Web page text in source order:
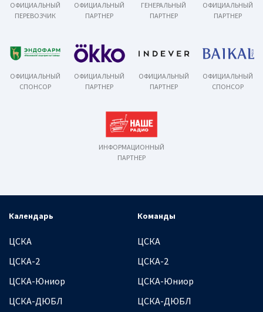
ОФИЦИАЛЬНЫЙ
ПЕРЕВОЗЧИК
ОФИЦИАЛЬНЫЙ
ПАРТНЕР
ГЕНЕРАЛЬНЫЙ
ПАРТНЕР
ОФИЦИАЛЬНЫЙ
ПАРТНЕР
ОФИЦИАЛЬНЫЙ
СПОНСОР
ОФИЦИАЛЬНЫЙ
ПАРТНЕР
ОФИЦИАЛЬНЫЙ
ПАРТНЕР
ОФИЦИАЛЬНЫЙ
СПОНСОР
ИНФОРМАЦИОННЫЙ
ПАРТНЕР
Календарь
ЦСКА
ЦСКА-2
ЦСКА-Юниор
ЦСКА-ДЮБЛ
Команды
ЦСКА
ЦСКА-2
ЦСКА-Юниор
ЦСКА-ДЮБЛ